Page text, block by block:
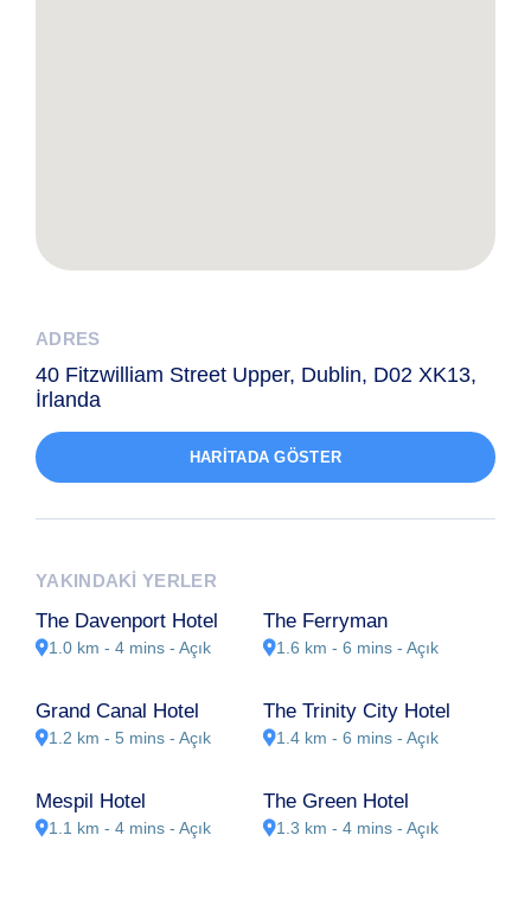
ADRES
40 Fitzwilliam Street Upper, Dublin, D02 XK13,
İrlanda
HARITADA GÖSTER
YAKINDAKI YERLER
The Davenport Hotel
1.0 km - 4 mins- Açık
The Ferryman
1.6 km - 6 mins- Açık
Grand Canal Hotel
1.2 km - 5 mins- Açık
The Trinity City Hotel
1.4 km - 6 mins- Açık
Mespil Hotel
1.1 km - 4 mins- Açık
The Green Hotel
1.3 km - 4 mins- Açık